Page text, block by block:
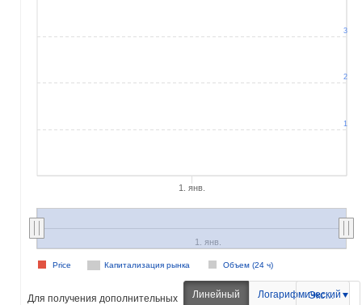
1. янв.
Капитализация рынка Объем (24 ч)
Price
1. янв.
1
2
3
Для получения дополнительных
Линейный Логарифмический
Экспорт